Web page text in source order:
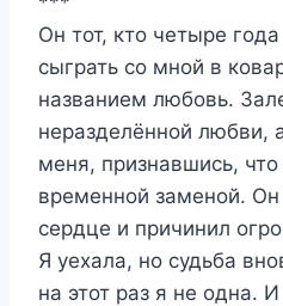
Он тот, кто четыре
сыграть со мной в
названием любовь.
неразделённой любви,
меня, признавшись,
временной заменой. Он
сердце и причинил
Я уехала, но судьба
на этот раз я не одна.